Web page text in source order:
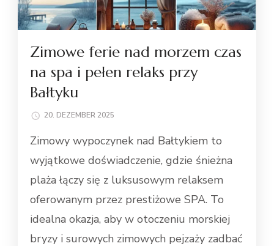
Zimowe ferie nad morzem czas
na spa i pełen relaks przy
Bałtyku
20. DEZEMBER 2025
Zimowy wypoczynek nad Bałtykiem to
wyjątkowe doświadczenie, gdzie śnieżna
plaża łączy się z luksusowym relaksem
oferowanym przez prestiżowe SPA. To
idealna okazja, aby w otoczeniu morskiej
bryzy i surowych zimowych pejzaży zadbać